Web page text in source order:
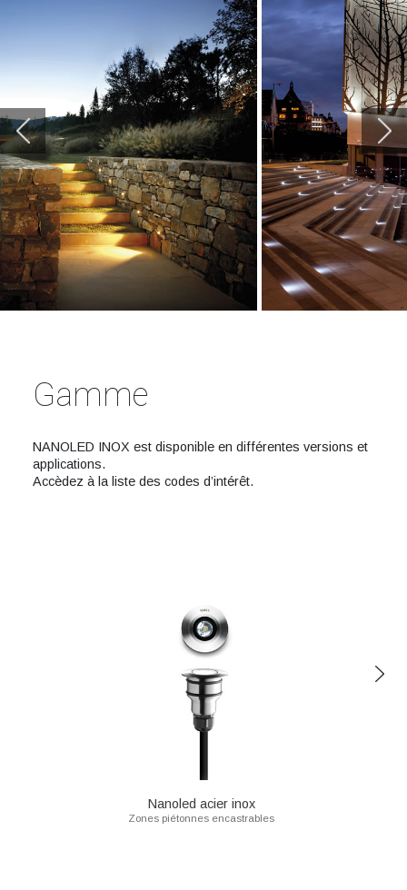
Gamme
NANOLED INOX est disponible en différentes versions et
applications.
Accèdez à la liste des codes d’intérêt.
Nanoled acier inox
Zones piétonnes encastrables